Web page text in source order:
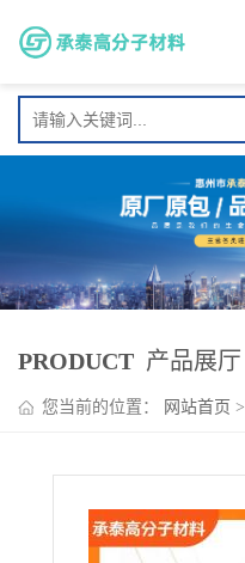
PRODUCT 产品展厅
您当前的位置： 网站首页 >